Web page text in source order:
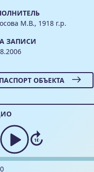
М.В., 1918 г.р.
ЗАПИСИ
ПАСПОРТ ОБЪЕКТА